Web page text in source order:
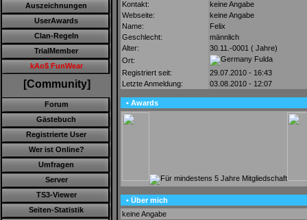
Auszeichnungen
UserAwards
Clan-Regeln
TrialMember
kAo$ FunWear
[Community]
Forum
Gästebuch
Registrierte User
Wer ist Online?
Umfragen
Server
TS3-Viewer
Seiten-Statistik
Kontakt:
keine Angabe
Webseite:
keine Angabe
Name:
Felix
Geschlecht:
männlich
Alter:
30.11.-0001 ( Jahre)
Ort:
Fulda
Registriert seit:
29.07.2010 - 16:43
Letzte Anmeldung:
03.08.2010 - 12:07
• Awards
• Über mich
keine Angabe